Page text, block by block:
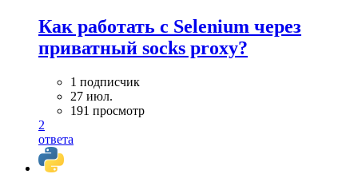
Как работать с Selenium через
приватный socks proxy?
1 подписчик
27 июл.
191 просмотр
2
ответа